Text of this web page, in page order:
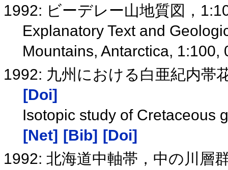
1992: ビーデレー山地質図，
Explanatory Text and
Mountains, Antarctica, 1:100,
1992: 九州における白亜紀内帯
[Doi]
Isotopic study of Cretaceous
[Net]
[Bib]
[Doi]
1992: 北海道中軸帯，中の川層